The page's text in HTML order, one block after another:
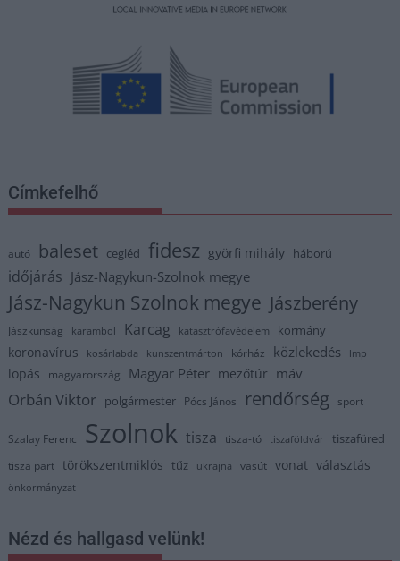
Címkefelhő
autó baleset cegléd fidesz györfi mihály háború
időjárás Jász-Nagykun-Szolnok megye
Jász-Nagykun Szolnok megye Jászberény
Jászkunság karambol Karcag katasztrófavédelem kormány
koronavírus kosárlabda kunszentmárton kórház közlekedés lmp
lopás magyarország Magyar Péter mezőtúr máv
Orbán Viktor polgármester Pócs János rendőrség sport
Szalay Ferenc Szolnok tisza tisza-tó tiszaföldvár tiszafüred
tisza part törökszentmiklós tűz ukrajna vasút vonat választás
önkormányzat
Nézd és hallgasd velünk!